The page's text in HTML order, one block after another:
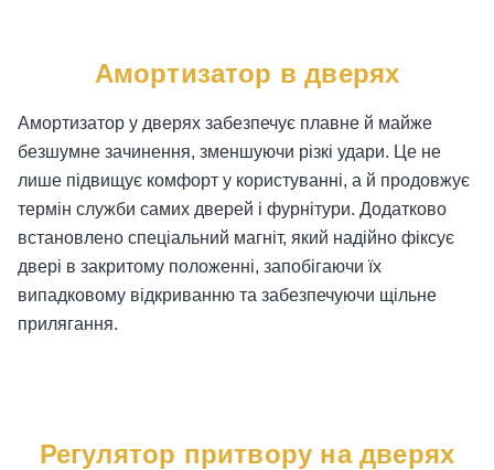
Амортизатор в дверях
Амортизатор у дверях забезпечує плавне й майже
безшумне зачинення, зменшуючи різкі удари. Це не
лише підвищує комфорт у користуванні, а й продовжує
термін служби самих дверей і фурнітури. Додатково
встановлено спеціальний магніт, який надійно фіксує
двері в закритому положенні, запобігаючи їх
випадковому відкриванню та забезпечуючи щільне
прилягання.
Регулятор притвору на дверях